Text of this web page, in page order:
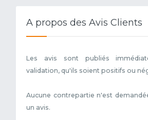
A propos des Avis Clients
Les avis sont publiés
validation, qu'ils soient positifs ou
Aucune contrepartie n'est
un avis.